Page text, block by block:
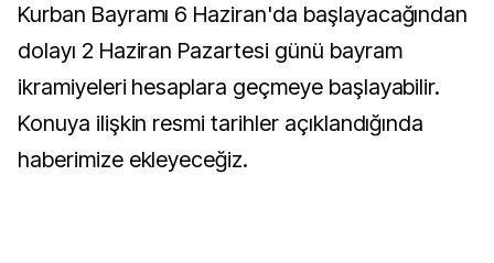
Kurban Bayramı 6 Haziran'da başlayacağından
dolayı 2 Haziran Pazartesi günü bayram
ikramiyeleri hesaplara geçmeye başlayabilir.
Konuya ilişkin resmi tarihler açıklandığında
haberimize ekleyeceğiz.